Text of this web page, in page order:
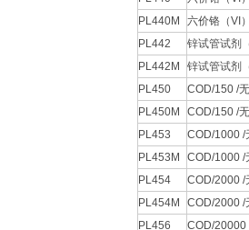
PL440M
六价铬（VI
PL442
锌试管试剂
PL442M
锌试管试剂
PL450
COD/150 /
PL450M
COD/150 /
PL453
COD/1000 /
PL453M
COD/1000 /
PL454
COD/2000 /
PL454M
COD/2000 /
PL456
COD/20000